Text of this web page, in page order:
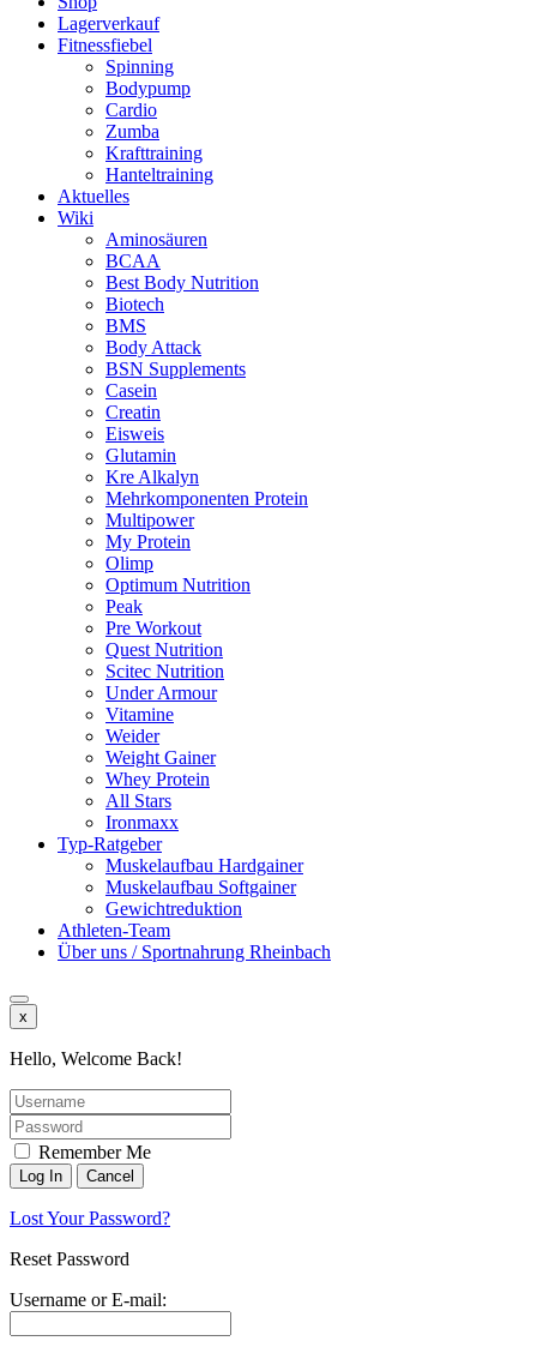
Lagerverkauf
Fitnessfiebel
Spinning
Bodypump
Cardio
Zumba
Krafttraining
Hanteltraining
Aktuelles
Wiki
Aminosäuren
BCAA
Best Body Nutrition
Biotech
BMS
Body Attack
BSN Supplements
Casein
Creatin
Eisweis
Glutamin
Kre Alkalyn
Mehrkomponenten Protein
Multipower
My Protein
Olimp
Optimum Nutrition
Peak
Pre Workout
Quest Nutrition
Scitec Nutrition
Under Armour
Vitamine
Weider
Weight Gainer
Whey Protein
All Stars
Ironmaxx
Typ-Ratgeber
Muskelaufbau Hardgainer
Muskelaufbau Softgainer
Gewichtreduktion
Athleten-Team
Über uns / Sportnahrung Rheinbach
x
Hello, Welcome Back!
Remember Me
Lost Your Password?
Reset Password
Username or E-mail: